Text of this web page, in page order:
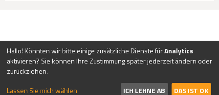
Hallo! Könnten wir bitte einige zusätzliche Dienste fürAnalytics
aktivieren? Sie können Ihre Zustimmung später jederzeit ändern oder
zurückziehen.
Lassen Sie mich wählen
ICH LEHNE AB DAS IST OK